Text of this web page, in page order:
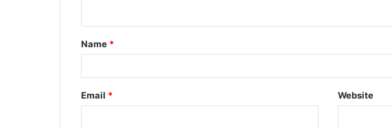
t
*
Name *
Email * Website